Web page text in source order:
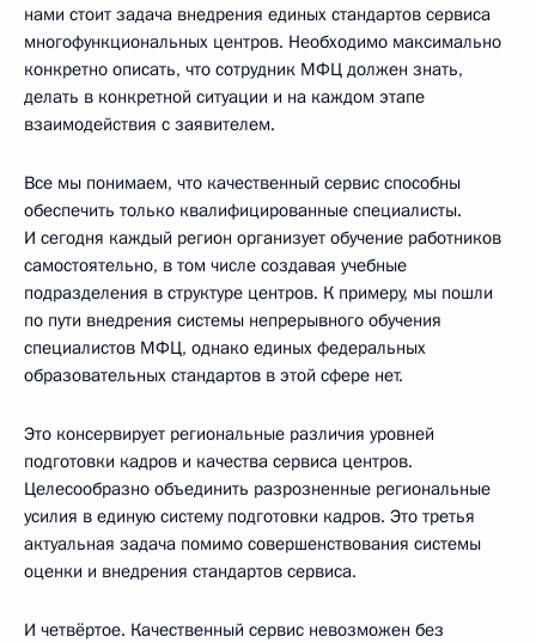
нами стоит задача внедрения единых стандартов сервиса
многофункциональных центров. Необходимо максимально
конкретно описать, что сотрудник МФЦ должен знать,
делать в конкретной ситуации и на каждом этапе
взаимодействия с заявителем.
Все мы понимаем, что качественный сервис способны
обеспечить только квалифицированные специалисты.
И сегодня каждый регион организует обучение работников
самостоятельно, в том числе создавая учебные
подразделения в структуре центров. К примеру, мы пошли
по пути внедрения системы непрерывного обучения
специалистов МФЦ, однако единых федеральных
образовательных стандартов в этой сфере нет.
Это консервирует региональные различия уровней
подготовки кадров и качества сервиса центров.
Целесообразно объединить разрозненные региональные
усилия в единую систему подготовки кадров. Это третья
актуальная задача помимо совершенствования системы
оценки и внедрения стандартов сервиса.
И четвёртое. Качественный сервис невозможен без